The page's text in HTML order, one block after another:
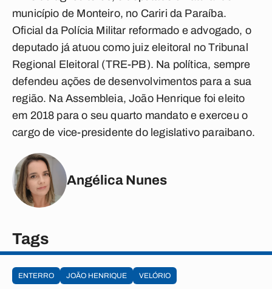
município de Monteiro, no Cariri da Paraíba.
Oficial da Polícia Militar reformado e advogado, o
deputado já atuou como juiz eleitoral no Tribunal
Regional Eleitoral (TRE-PB). Na política, sempre
defendeu ações de desenvolvimentos para a sua
região. Na Assembleia, João Henrique foi eleito
em 2018 para o seu quarto mandato e exerceu o
cargo de vice-presidente do legislativo paraibano.
Angélica Nunes
Tags
ENTERRO JOÃO HENRIQUE VELÓRIO